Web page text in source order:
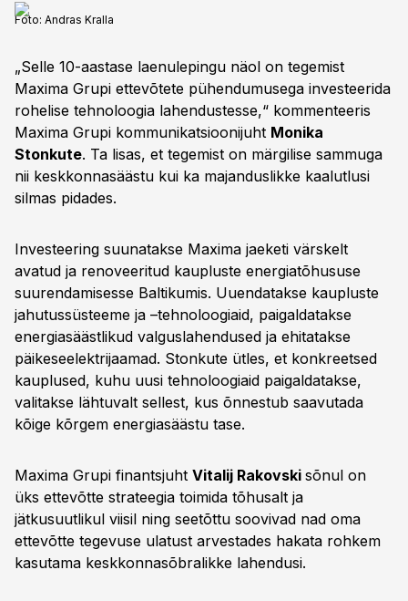
Foto: Andras Kralla
„Selle 10-aastase laenulepingu näol on tegemist
Maxima Grupi ettevõtete pühendumusega investeerida
rohelise tehnoloogia lahendustesse,“ kommenteeris
Maxima Grupi kommunikatsioonijuht Monika
Stonkute. Ta lisas, et tegemist on märgilise sammuga
nii keskkonnasäästu kui ka majanduslikke kaalutlusi
silmas pidades.
Investeering suunatakse Maxima jaeketi värskelt
avatud ja renoveeritud kaupluste energiatõhususe
suurendamisesse Baltikumis. Uuendatakse kaupluste
jahutussüsteeme ja –tehnoloogiaid, paigaldatakse
energiasäästlikud valguslahendused ja ehitatakse
päikeseelektrijaamad. Stonkute ütles, et konkreetsed
kauplused, kuhu uusi tehnoloogiaid paigaldatakse,
valitakse lähtuvalt sellest, kus õnnestub saavutada
kõige kõrgem energiasäästu tase.
Maxima Grupi finantsjuht Vitalij Rakovski sõnul on
üks ettevõtte strateegia toimida tõhusalt ja
jätkusuutlikul viisil ning seetõttu soovivad nad oma
ettevõtte tegevuse ulatust arvestades hakata rohkem
kasutama keskkonnasõbralikke lahendusi.